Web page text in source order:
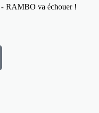
RAMBO va échouer !